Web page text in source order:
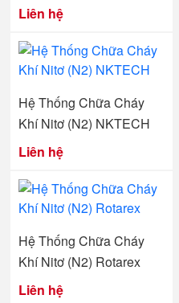
Liên hệ
Hệ Thống Chữa Cháy
Khí Nitơ (N2) NKTECH
Liên hệ
Hệ Thống Chữa Cháy
Khí Nitơ (N2) Rotarex
Liên hệ